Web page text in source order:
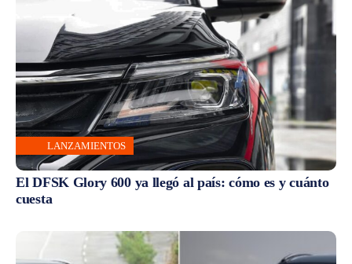
LANZAMIENTOS
El DFSK Glory 600 ya llegó al país: cómo es y cuánto
cuesta